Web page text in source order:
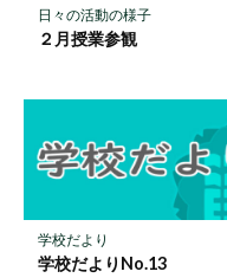
日々の活動の様子
２月授業参観
学校だより
学校だよりNo.13